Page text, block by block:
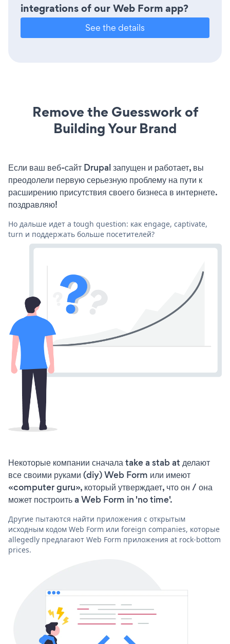
integrations of our Web Form app?
See the details
Remove the Guesswork of
Building Your Brand
Если ваш веб-сайт Drupal запущен и работает, вы
преодолели первую серьезную проблему на пути к
расширению присутствия своего бизнеса в интернете.
поздравляю!
Но дальше идет a tough question: как engage, captivate,
turn и поддержать больше посетителей?
Некоторые компании сначала take a stab at делают
все своими руками (diy) Web Form или имеют
«computer guru», который утверждает, что он / она
может построить a Web Form in 'no time'.
Другие пытаются найти приложения с открытым
исходным кодом Web Form или foreign companies, которые
allegedly предлагают Web Form приложения at rock-bottom
prices.